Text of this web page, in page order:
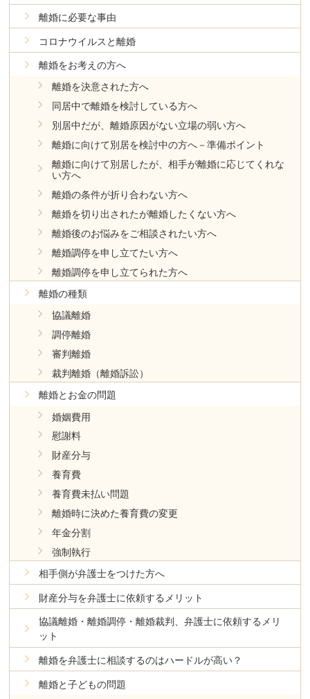
離婚に必要な事由
コロナウイルスと離婚
離婚をお考えの方へ
離婚を決意された方へ
同居中で離婚を検討している方へ
別居中だが、離婚原因がない立場の弱い方へ
離婚に向けて別居を検討中の方へ－準備ポイント
離婚に向けて別居したが、相手が離婚に応じてくれな
い方へ
離婚の条件が折り合わない方へ
離婚を切り出されたが離婚したくない方へ
離婚後のお悩みをご相談されたい方へ
離婚調停を申し立てたい方へ
離婚調停を申し立てられた方へ
離婚の種類
協議離婚
調停離婚
審判離婚
裁判離婚（離婚訴訟）
離婚とお金の問題
婚姻費用
慰謝料
財産分与
養育費
養育費未払い問題
離婚時に決めた養育費の変更
年金分割
強制執行
相手側が弁護士をつけた方へ
財産分与を弁護士に依頼するメリット
協議離婚・離婚調停・離婚裁判、弁護士に依頼するメリ
ット
離婚を弁護士に相談するのはハードルが高い？
離婚と子どもの問題